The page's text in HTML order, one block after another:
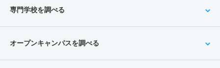
専門学校を調べる
オープンキャンパスを調べる